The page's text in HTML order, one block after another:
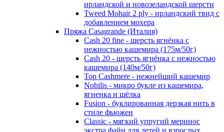
ирландской и новозеландской шерсти
Tweed Mohair 2 ply - ирландский твид с
добавлением мохера
Пряжа Casagrande (Италия)
Cash 20 fine - шерсть ягнёнка с
нежностью кашемира (175м/50г)
Cash 20 - шерсть ягнёнка с нежностью
кашемира (140м/50г)
Top Cashmere - нежнейший кашемир
Nobilis - микро букле из кашемира,
ягненка и шёлка
Fusion - буклированная дерзкая нить в
стиле фьюжен
Classic - мягкий упругий меринос
экстра файн для детей и взрослых